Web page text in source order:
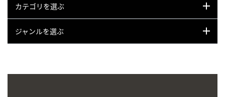
カテゴリを選ぶ
ジャンルを選ぶ